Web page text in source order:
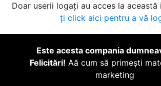
Doar userii logați au acces la această
ți click aici pentru a vă
Este acesta compania
Felicitări! Aă cum să primești
marketing